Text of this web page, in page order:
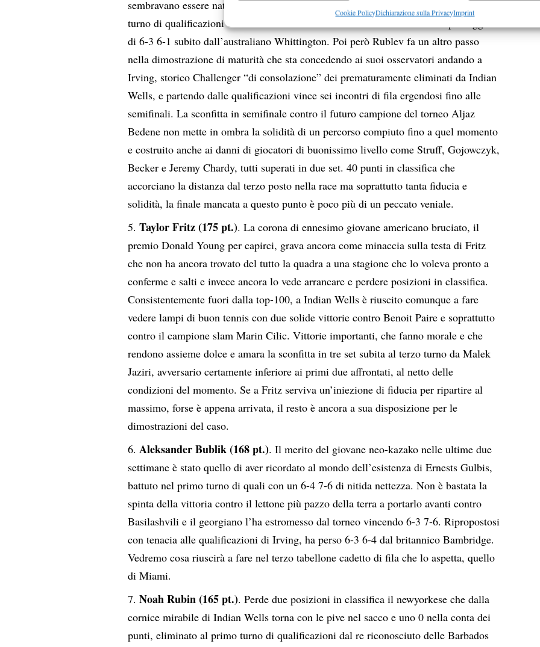
Garantire la sicurezza, prevenire e rilevare frodi, correggere errori,
Erogare e presentare pubblicità e contenuto, Salvare e comunicare le
scelte sulla privacy.
Cookie PolicyDichiarazione sulla PrivacyImprint
sembravano essere nate sotto un cattivo auspicio per Rublev, subito fuori al primo
turno di qualificazioni del ricco Masters1000 californiano e con il severo punteggio
di 6-3 6-1 subito dall’australiano Whittington. Poi però Rublev fa un altro passo
nella dimostrazione di maturità che sta concedendo ai suoi osservatori andando a
Irving, storico Challenger “di consolazione” dei prematuramente eliminati da Indian
Wells, e partendo dalle qualificazioni vince sei incontri di fila ergendosi fino alle
semifinali. La sconfitta in semifinale contro il futuro campione del torneo Aljaz
Bedene non mette in ombra la solidità di un percorso compiuto fino a quel momento
e costruito anche ai danni di giocatori di buonissimo livello come Struff, Gojowczyk,
Becker e Jeremy Chardy, tutti superati in due set. 40 punti in classifica che
accorciano la distanza dal terzo posto nella race ma soprattutto tanta fiducia e
solidità, la finale mancata a questo punto è poco più di un peccato veniale.
Taylor Fritz (175 pt.). La corona di ennesimo giovane americano bruciato, il
premio Donald Young per capirci, grava ancora come minaccia sulla testa di Fritz
che non ha ancora trovato del tutto la quadra a una stagione che lo voleva pronto a
conferme e salti e invece ancora lo vede arrancare e perdere posizioni in classifica.
Consistentemente fuori dalla top-100, a Indian Wells è riuscito comunque a fare
vedere lampi di buon tennis con due solide vittorie contro Benoit Paire e soprattutto
contro il campione slam Marin Cilic. Vittorie importanti, che fanno morale e che
rendono assieme dolce e amara la sconfitta in tre set subita al terzo turno da Malek
Jaziri, avversario certamente inferiore ai primi due affrontati, al netto delle
condizioni del momento. Se a Fritz serviva un’iniezione di fiducia per ripartire al
massimo, forse è appena arrivata, il resto è ancora a sua disposizione per le
dimostrazioni del caso.
Aleksander Bublik (168 pt.). Il merito del giovane neo-kazako nelle ultime due
settimane è stato quello di aver ricordato al mondo dell’esistenza di Ernests Gulbis,
battuto nel primo turno di quali con un 6-4 7-6 di nitida nettezza. Non è bastata la
spinta della vittoria contro il lettone più pazzo della terra a portarlo avanti contro
Basilashvili e il georgiano l’ha estromesso dal torneo vincendo 6-3 7-6. Ripropostosi
con tenacia alle qualificazioni di Irving, ha perso 6-3 6-4 dal britannico Bambridge.
Vedremo cosa riuscirà a fare nel terzo tabellone cadetto di fila che lo aspetta, quello
di Miami.
Noah Rubin (165 pt.). Perde due posizioni in classifica il newyorkese che dalla
cornice mirabile di Indian Wells torna con le pive nel sacco e uno 0 nella conta dei
punti, eliminato al primo turno di qualificazioni dal re riconosciuto delle Barbados